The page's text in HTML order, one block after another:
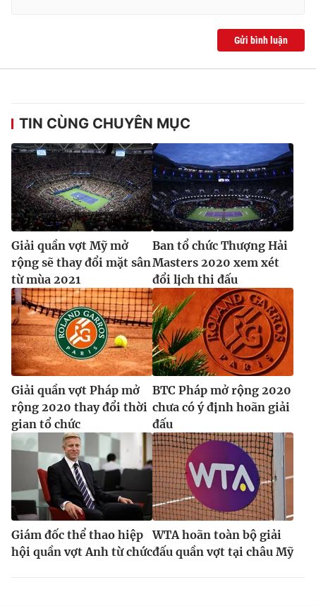
Gửi bình luận
TIN CÙNG CHUYÊN MỤC
Giải quần vợt Mỹ mở
rộng sẽ thay đổi mặt sân
từ mùa 2021
Ban tổ chức Thượng Hải
Masters 2020 xem xét
đổi lịch thi đấu
Giải quần vợt Pháp mở
rộng 2020 thay đổi thời
gian tổ chức
BTC Pháp mở rộng 2020
chưa có ý định hoãn giải
đấu
Giám đốc thể thao hiệp
hội quần vợt Anh từ chức
WTA hoãn toàn bộ giải
đấu quần vợt tại châu Mỹ